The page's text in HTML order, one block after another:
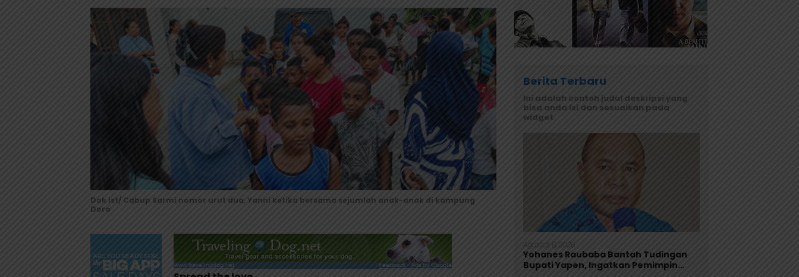
Dok ist/ Cabup Sarmi nomor urut dua, Yanni ketika bersama sejumlah anak-anak di kampung
Doro
Berita Terbaru
Ini adalah contoh judul deskripsi yang
bisa anda isi dan sesuaikan pada
widget
Agustus 6, 2026
Yohanes Raubaba Bantah Tudingan
Bupati Yapen, Ingatkan Pemimpin